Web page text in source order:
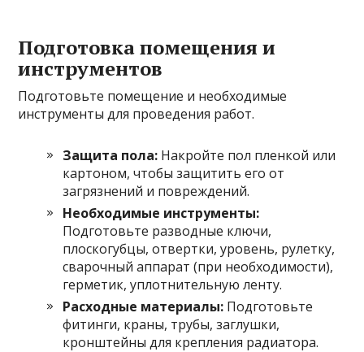
Подготовка помещения и
инструментов
Подготовьте помещение и необходимые
инструменты для проведения работ.
Защита пола: Накройте пол пленкой или
картоном, чтобы защитить его от
загрязнений и повреждений.
Необходимые инструменты:
Подготовьте разводные ключи,
плоскогубцы, отвертки, уровень, рулетку,
сварочный аппарат (при необходимости),
герметик, уплотнительную ленту.
Расходные материалы: Подготовьте
фитинги, краны, трубы, заглушки,
кронштейны для крепления радиатора.